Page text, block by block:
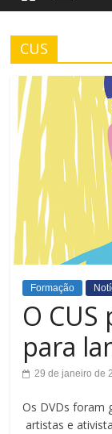
CUS
Formação
O
para
29 de janeiro de
Os DVDs foram
artistas e